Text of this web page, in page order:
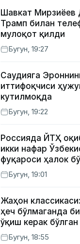
Шавкат Мирзиёев
Трамп билан
мулоқот қилди
Бугун, 19:27
Саудияга
иттифоқчиси
кутилмоқда
Бугун, 19:22
Россияда ЙТҲ
икки нафар
фуқароси ҳалок
Бугун, 19:01
Жаҳон
ҳеч бўлмаганда
ўқиш керак
(II қисм)
Бугун, 18:55